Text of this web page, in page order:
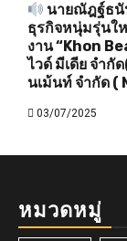
นายณัฎฐ์ธนั
ธุรกิจหนุ่มรุ่นใ
งาน “Khon
ไวด์ มีเดีย จำกั
นเม้นท์ จำกัด (
03/07/2025
หมวดหมู่